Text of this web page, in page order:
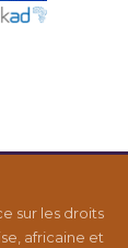
sur les droits
africaine et